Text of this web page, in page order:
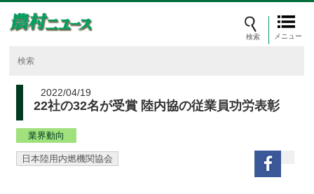
メニュー
2022/04/19
22社の32名が受賞 陸内協の従業員功労表彰
業界動向
日本陸用内燃機関協会